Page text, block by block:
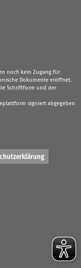
noch kein Zugang für
Dokumente eröffnet.
Schriftform und der
signiert abgegeben